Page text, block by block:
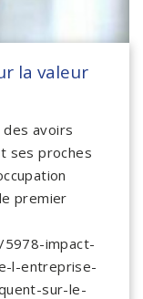
la valeur
avoirs
ses proches
premier
impact-
l-entreprise-
sur-le-